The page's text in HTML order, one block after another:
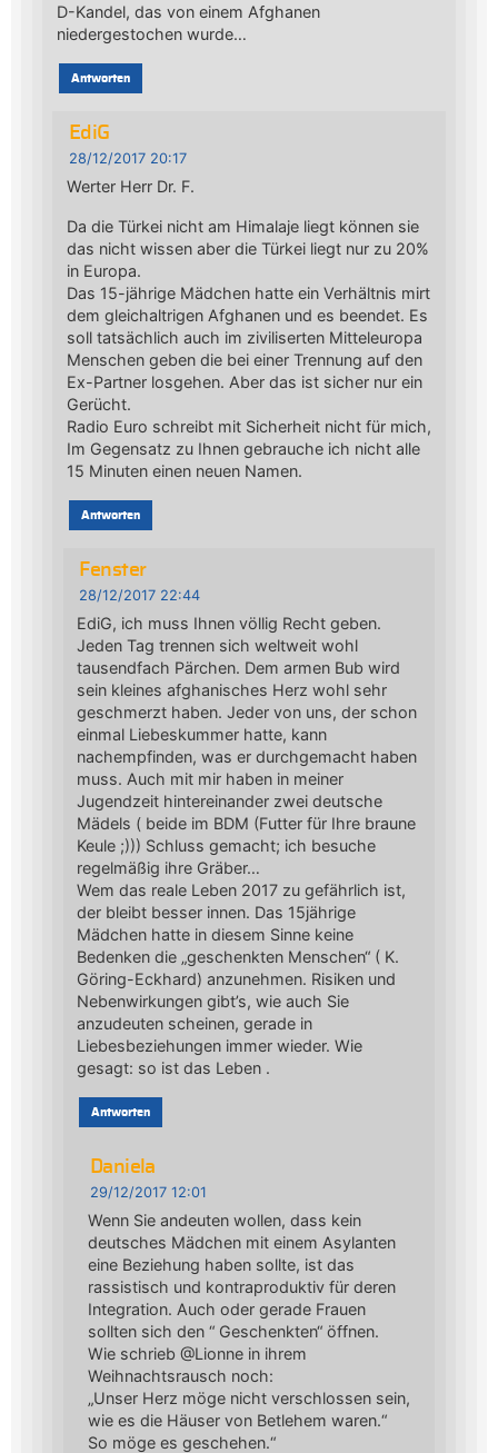
D-Kandel, das von einem Afghanen
niedergestochen wurde…
Antworten
EdiG
28/12/2017 20:17
Werter Herr Dr. F.
Da die Türkei nicht am Himalaje liegt können sie
das nicht wissen aber die Türkei liegt nur zu 20%
in Europa.
Das 15-jährige Mädchen hatte ein Verhältnis mirt
dem gleichaltrigen Afghanen und es beendet. Es
soll tatsächlich auch im ziviliserten Mitteleuropa
Menschen geben die bei einer Trennung auf den
Ex-Partner losgehen. Aber das ist sicher nur ein
Gerücht.
Radio Euro schreibt mit Sicherheit nicht für mich,
Im Gegensatz zu Ihnen gebrauche ich nicht alle
15 Minuten einen neuen Namen.
Antworten
Fenster
28/12/2017 22:44
EdiG, ich muss Ihnen völlig Recht geben.
Jeden Tag trennen sich weltweit wohl
tausendfach Pärchen. Dem armen Bub wird
sein kleines afghanisches Herz wohl sehr
geschmerzt haben. Jeder von uns, der schon
einmal Liebeskummer hatte, kann
nachempfinden, was er durchgemacht haben
muss. Auch mit mir haben in meiner
Jugendzeit hintereinander zwei deutsche
Mädels ( beide im BDM (Futter für Ihre braune
Keule ;))) Schluss gemacht; ich besuche
regelmäßig ihre Gräber…
Wem das reale Leben 2017 zu gefährlich ist,
der bleibt besser innen. Das 15jährige
Mädchen hatte in diesem Sinne keine
Bedenken die „geschenkten Menschen“ ( K.
Göring-Eckhard) anzunehmen. Risiken und
Nebenwirkungen gibt’s, wie auch Sie
anzudeuten scheinen, gerade in
Liebesbeziehungen immer wieder. Wie
gesagt: so ist das Leben .
Antworten
Daniela
29/12/2017 12:01
Wenn Sie andeuten wollen, dass kein
deutsches Mädchen mit einem Asylanten
eine Beziehung haben sollte, ist das
rassistisch und kontraproduktiv für deren
Integration. Auch oder gerade Frauen
sollten sich den “ Geschenkten“ öffnen.
Wie schrieb @Lionne in ihrem
Weihnachtsrausch noch:
„Unser Herz möge nicht verschlossen sein,
wie es die Häuser von Betlehem waren.“
So möge es geschehen.“